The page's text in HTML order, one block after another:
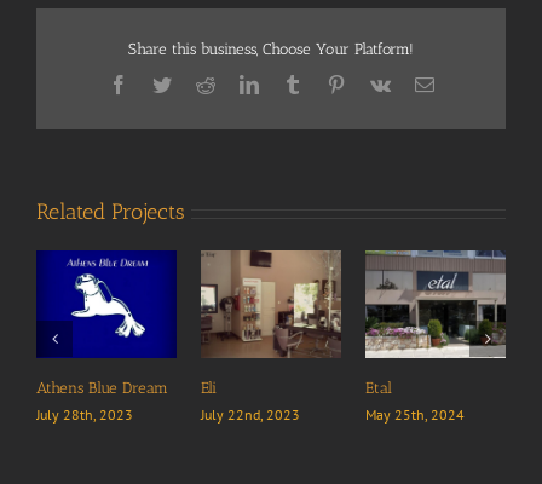
Share this business, Choose Your Platform!
Facebook
TwitterRedditLinkedInTumblr Pinterest
Vk Email
Related Projects
Eli
July 22nd, 2023
May 25th, 2024
January 23rd, 2024